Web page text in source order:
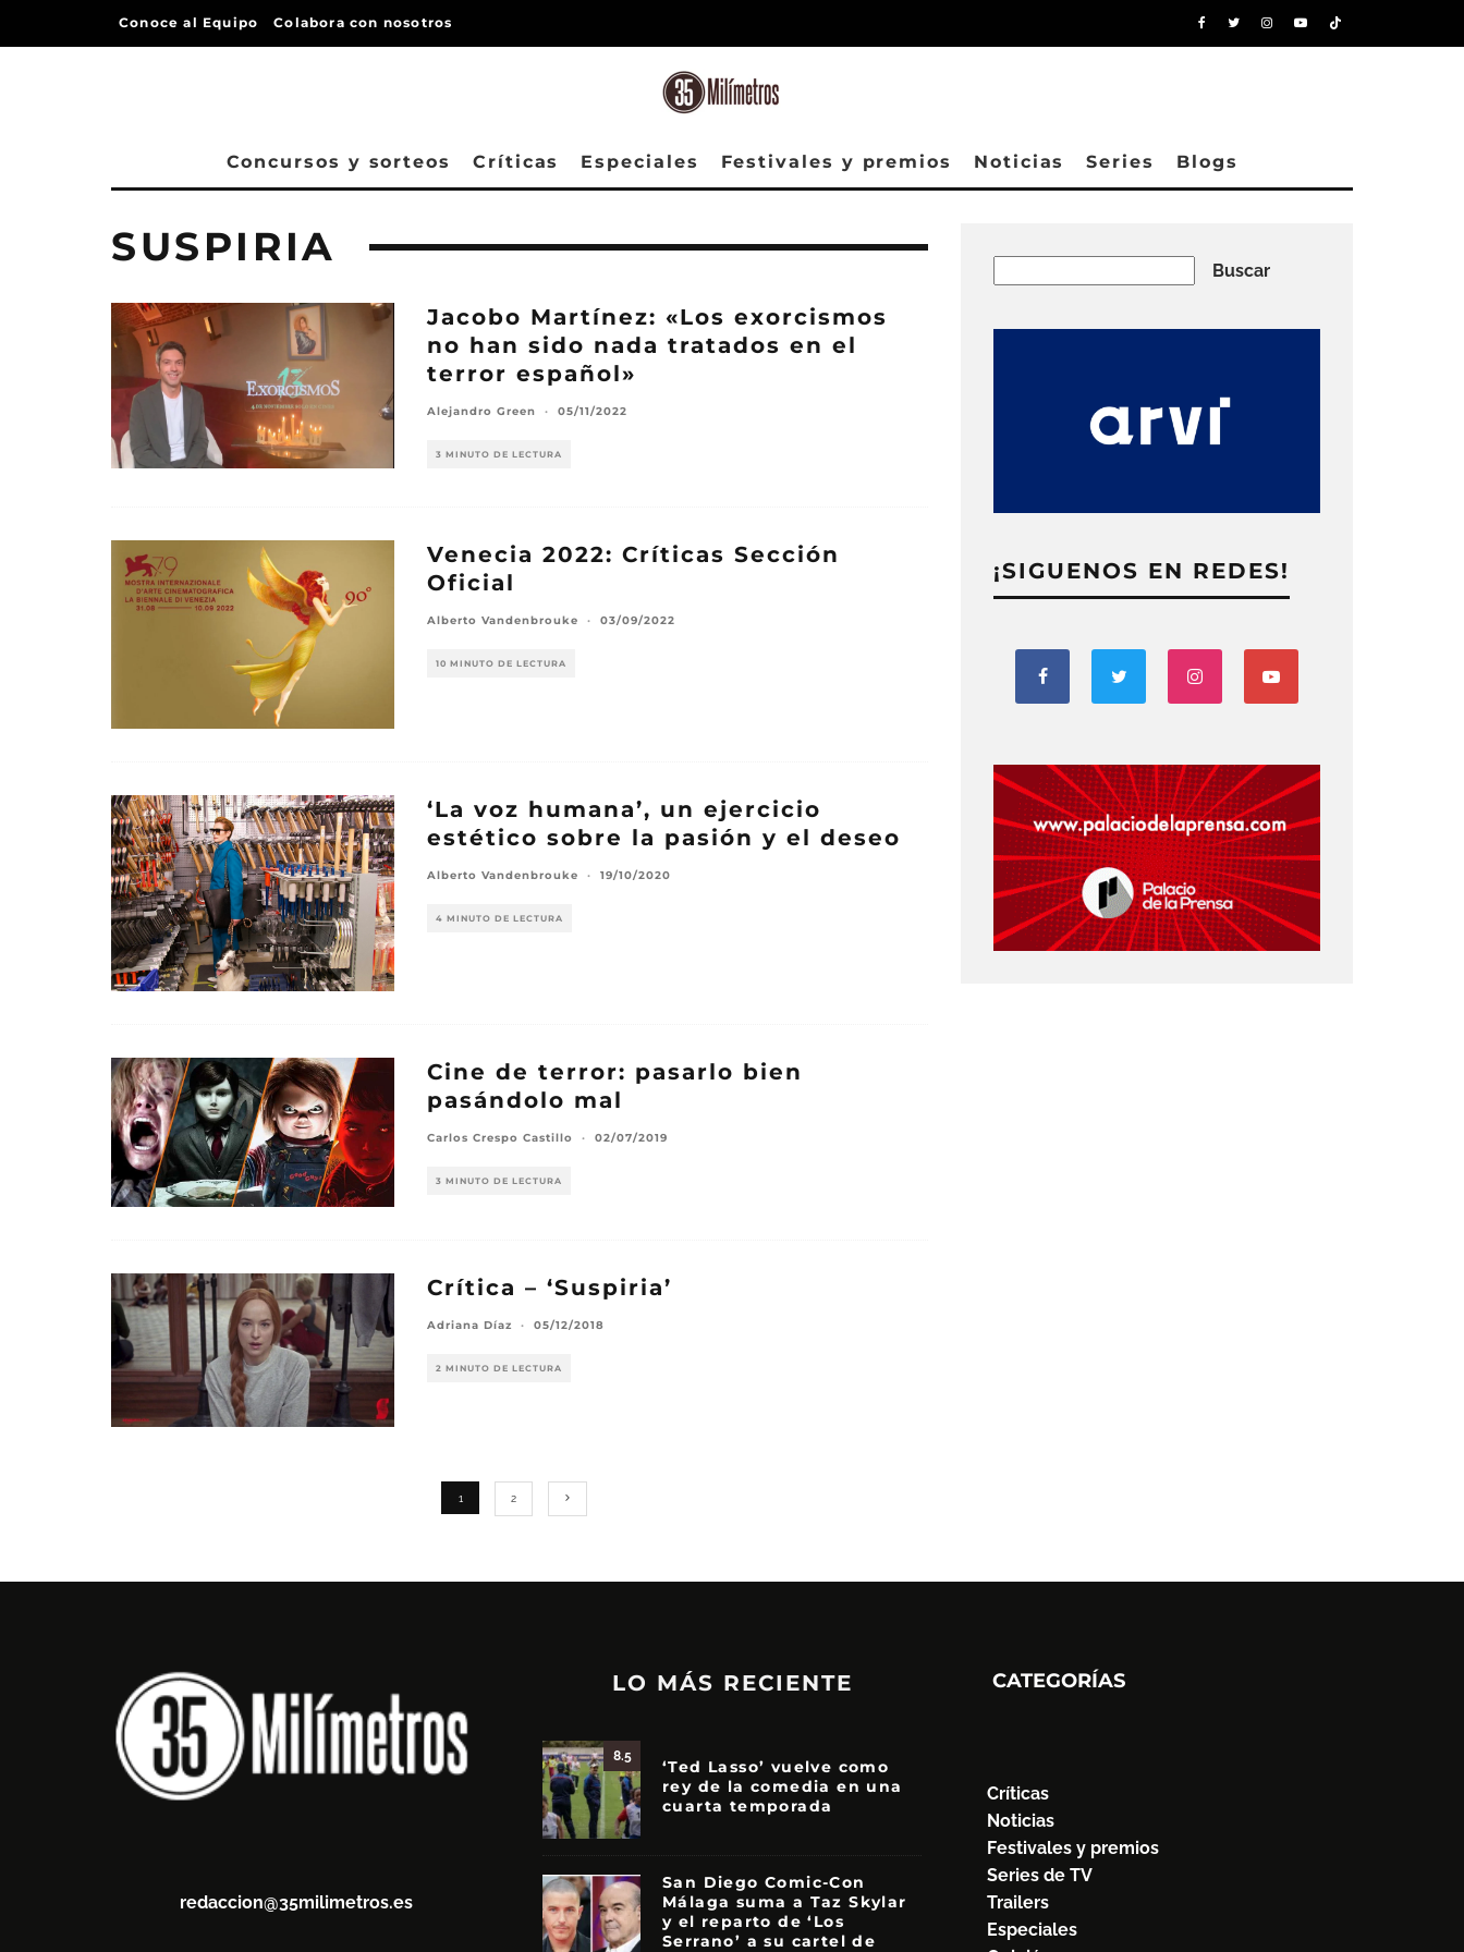
Conoce al Equipo Colabora con nosotros
Concursos y sorteos Críticas Especiales Festivales y premios Noticias Series Blogs
SUSPIRIA
Jacobo Martínez: «Los exorcismos
no han sido nada tratados en el
terror español»
Alejandro Green · 05/11/2022
3 MINUTO DE LECTURA
Venecia 2022: Críticas Sección
Oficial
Alberto Vandenbrouke · 03/09/2022
10 MINUTO DE LECTURA
‘La voz humana’, un ejercicio
estético sobre la pasión y el deseo
Alberto Vandenbrouke · 19/10/2020
4 MINUTO DE LECTURA
Cine de terror: pasarlo bien
pasándolo mal
Carlos Crespo Castillo · 02/07/2019
3 MINUTO DE LECTURA
Crítica – ‘Suspiria’
Adriana Díaz · 05/12/2018
2 MINUTO DE LECTURA
1 2
Buscar
¡SIGUENOS EN REDES!
redaccion@35milimetros.es
LO MÁS RECIENTE
8.5
‘Ted Lasso’ vuelve como
rey de la comedia en una
cuarta temporada
San Diego Comic-Con
Málaga suma a Taz Skylar
y el reparto de ‘Los
Serrano’ a su cartel de
CATEGORÍAS
Críticas
Noticias
Festivales y premios
Series de TV
Trailers
Especiales